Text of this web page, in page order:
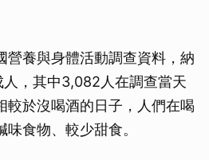
營養與身體活動調查資料，納
，其中3,082人在調查當天
較於沒喝酒的日子，人們在喝
食物、較少甜食。